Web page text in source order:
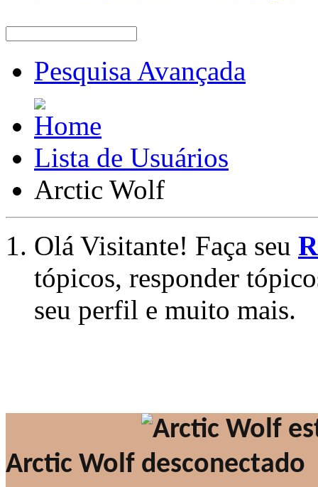
Pesquisa Avançada
Lista de Usuários
Arctic Wolf
Olá Visitante! Faça seu
tópicos, responder
seu perfil e muito mais.
Arctic Wolf